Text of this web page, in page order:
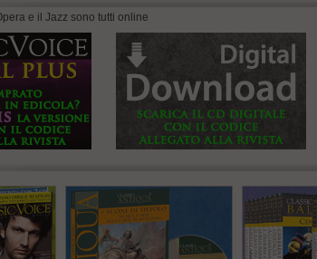
e il Jazz sono tutti online